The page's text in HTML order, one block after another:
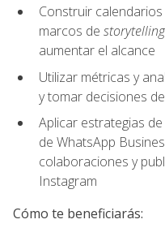
Construir
marcos de storytelling
aumentar el alcance
Utilizar métricas y
y tomar decisiones
Aplicar estrategias
de WhatsApp
colaboraciones y
Instagram
Cómo te beneficiarás: